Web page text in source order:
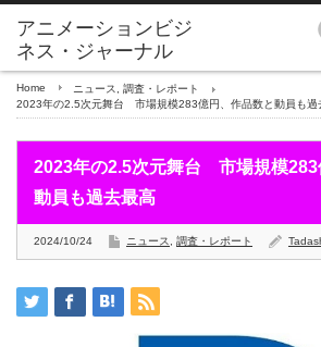
アニメーションビジ
ネス・ジャーナル
Home ニュース
調査・レポート
2023年の2.5次元舞台 市場規模283億円、作品数と動員も
2023年の2.5次元舞台 市場規模283
動員も過去最高
2024/10/24 ニュース 調査・レポート